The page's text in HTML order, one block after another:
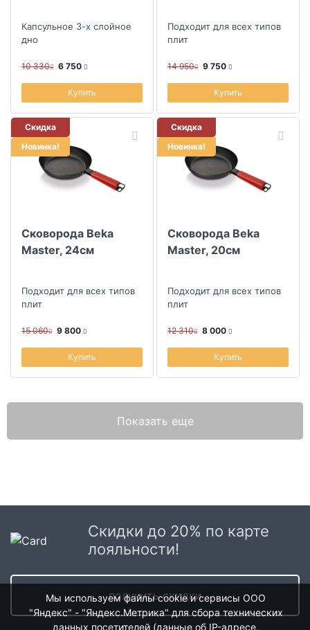
Капсульное 3-х слойное
дно
10 330 6 750
Купить
Подходит для всех типов
плит
14 950 9 750
Купить
Скидка
Новинка!
Сковорода Beka
Master, 24см
Подходит для всех типов
плит
15 060 9 800
Купить
Скидка
Новинка!
Сковорода Beka
Master, 20см
Подходит для всех типов
плит
12 310 8 000
Купить
Показать еще
Скидки до 20% по карте
лояльности!
получить скидки
Мы используем файлы cookie и сервисы ООО
"Яндекс" - "Яндекс.Метрика" для сбора технических
данных посетителей (данные об IP-адресе,